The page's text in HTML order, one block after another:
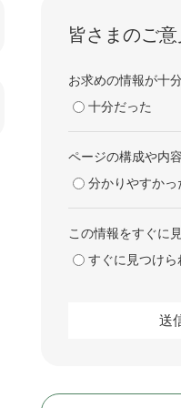
皆さまのご
お求めの情報が十
十分だった
ページの構成や内
分かりやすかっ
この情報をすぐに
すぐに見つけら